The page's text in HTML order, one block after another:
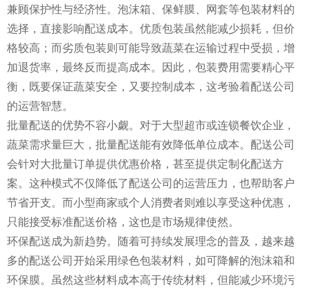
兼顾保护性与经济性。泡沫箱、保鲜膜、网套等包装材料的
选择，直接影响配送成本。优质包装虽然能减少损耗，但价
格较高；而劣质包装则可能导致蔬菜在运输过程中受损，增
加退货率，最终反而提高成本。因此，包装费用需要精心平
衡，既要保证蔬菜安全，又要控制成本，这考验着配送公司
的运营智慧。
批量配送的优势不容小觑。对于大型超市或连锁餐饮企业，
蔬菜需求量巨大，批量配送能有效降低单位成本。配送公司
会针对大批量订单提供优惠价格，甚至提供定制化配送方
案。这种模式不仅降低了配送公司的运营压力，也帮助客户
节省开支。而小型商家或个人消费者则难以享受这种优惠，
只能接受标准配送价格，这也是市场规律使然。
环保配送成为新趋势。随着可持续发展理念的普及，越来越
多的配送公司开始采用绿色包装材料，如可降解的泡沫箱和
环保膜。虽然这些材料成本高于传统材料，但能减少环境污